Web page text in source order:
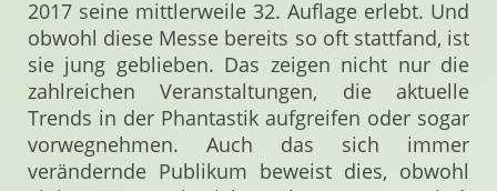
2017 seine mittlerweile 32. Auflage erlebt. Und
obwohl diese Messe bereits so oft stattfand, ist
sie jung geblieben. Das zeigen nicht nur die
zahlreichen Veranstaltungen, die aktuelle
Trends in der Phantastik aufgreifen oder sogar
vorwegnehmen. Auch das sich immer
verändernde Publikum beweist dies, obwohl